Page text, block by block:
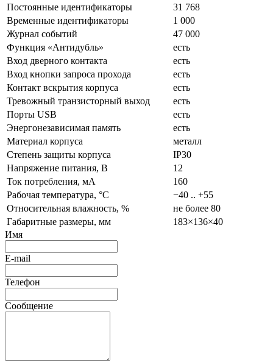
Постоянные идентификаторы
31 768
Временные идентификаторы
1 000
Журнал событий
47 000
Функция «Антидубль»
есть
Вход дверного контакта
есть
Вход кнопки запроса прохода
есть
Контакт вскрытия корпуса
есть
Тревожный транзисторный выход
есть
Порты USB
есть
Энергонезависимая память
есть
Материал корпуса
металл
Степень защиты корпуса
IP30
Напряжение питания, В
12
Ток потребления, мА
160
Рабочая температура, °C
−40 .. +55
Относительная влажность, %
не более 80
Габаритные размеры, мм
183×136×40
Имя
E-mail
Телефон
Сообщение